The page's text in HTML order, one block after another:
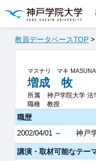
教員データベースTOP
マスナリ マキ
増成 牧
所属
神戸学院大学 法
職種
教授
職歴
2002/04/01 ～
神戸
講演・取材可能なテー